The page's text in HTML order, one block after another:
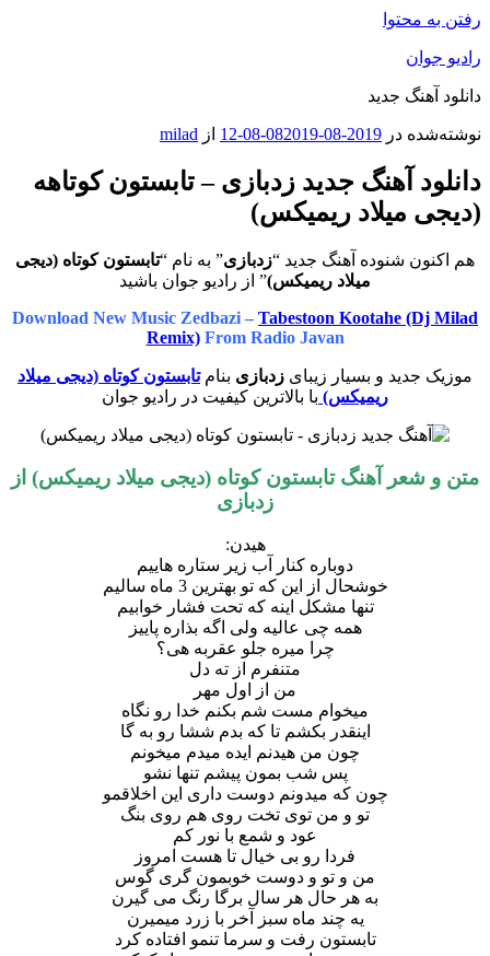
رفتن به محتوا
رادیو جوان
دانلود آهنگ جدید
نوشته‌شده در 2019-08-08
2019-08-12 از milad
دانلود آهنگ جدید زدبازی – تابستون کوتاهه
‌(دیجی میلاد ریمیکس)
هم اکنون شنوده آهنگ جدید “زدبازی” به نام “تابستون کوتاه ‌(دیجی
میلاد ریمیکس)” از رادیو جوان باشید
Download New Music Zedbazi – Tabestoon Kootahe ‌(Dj Milad
Remix)From Radio Javan
موزیک جدید و بسیار زیبای زدبازی بنام تابستون کوتاه ‌(دیجی میلاد
ریمیکس) با بالاترین کیفیت در رادیو جوان
متن و شعر آهنگتابستون کوتاه ‌(دیجی میلاد ریمیکس) از
زدبازی
هیدن:
دوباره کنار آب زیر ستاره هاییم
خوشحال از این که تو بهترین 3 ماه سالیم
تنها مشکل اینه که تحت فشار خوابیم
همه چی عالیه ولی اگه بذاره پاییز
چرا میره جلو عقربه هی؟
متنفرم از ته دل
من از اول مهر
میخوام مست شم بکنم خدا رو نگاه
اینقدر بکشم تا که بدم ششا رو به گا
چون من هیدنم ایده میدم میخونم
پس شب بمون پیشم تنها نشو
چون که میدونم دوست داری این اخلاقمو
تو و من توی تخت روی هم روی بنگ
عود و شمع با نور کم
فردا رو بی خیال تا هست امروز
من و تو و دوست خوبمون گری گوس
به هر حال هر سال برگا رنگ می گیرن
یه چند ماه سبز آخر با زرد میمیرن
تابستون رفت و سرما تنمو افتاده کرد